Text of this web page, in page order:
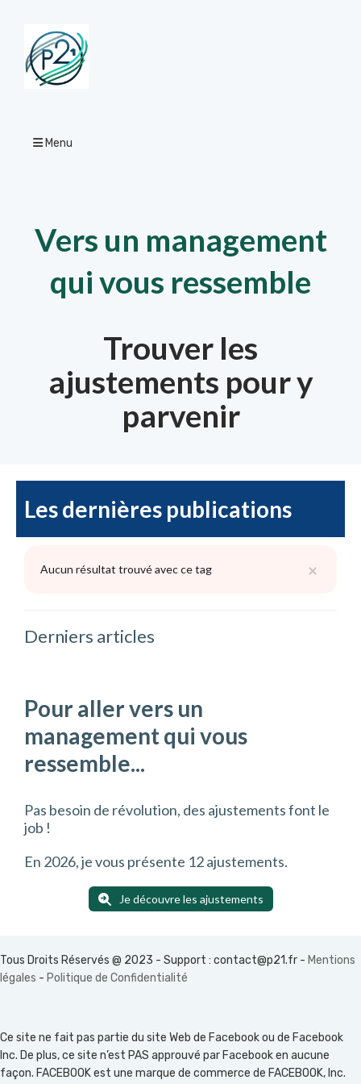
Menu
Vers un management
qui vous ressemble
Trouver les
ajustements pour y
parvenir
Les dernières publications
×
Aucun résultat trouvé avec ce tag
Derniers articles
Pour aller vers un
management qui vous
ressemble...
Pas besoin de révolution, des ajustements font le
job !
En 2026, je vous présente 12 ajustements.
Je découvre les ajustements
Tous Droits Réservés @ 2023 - Support : contact@p21.fr - Mentions
légales - Politique de Confidentialité
Ce site ne fait pas partie du site Web de Facebook ou de Facebook
Inc. De plus, ce site n’est PAS approuvé par Facebook en aucune
façon. FACEBOOK est une marque de commerce de FACEBOOK, Inc.